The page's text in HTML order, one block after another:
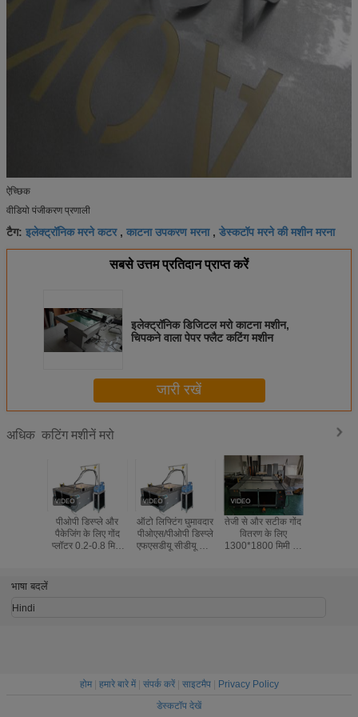
ऐच्छिक
वीडियो पंजीकरण प्रणाली
टैग: इलेक्ट्रॉनिक मरने कटर, काटना उपकरण मरना, डेस्कटॉप मरने की मशीन मरना
सबसे उत्तम प्रतिदान प्राप्त करें
इलेक्ट्रॉनिक डिजिटल मरो काटना मशीन,
चिपकने वाला पेपर फ्लैट कटिंग मशीन
जारी रखें
अधिक कटिंग मशीनें मरो
पीओपी डिस्प्ले और
पैकेजिंग के लिए गोंद
प्लॉटर 0.2-0.8 मिमी
ऑटो लिफ्टिंग घुमावदार
पीओएस/पीओपी डिस्प्ले
एफएसडीयू सीडीयू फोम
तेजी से और सटीक गोंद
वितरण के लिए
1300*1800 मिमी गर्म
भाषा बदलें
Hindi
होम| हमारे बारे में| संपर्क करें| साइटमैप|
Privacy Policy
डेस्कटॉप देखें